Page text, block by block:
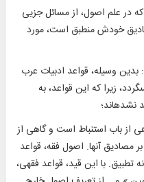
در علم اصول، از مسائل جزيى
خودش منطبق است، مورد
بدين وسيله، قواعد ادبيات عرب
زيرا كه اين قواعد، به
نشده‏اند؛
از باب استنباط است و گاهى از
مصاديق آنها. اصول فقه، قواعد
با اين قيد، قواعد فقهى،